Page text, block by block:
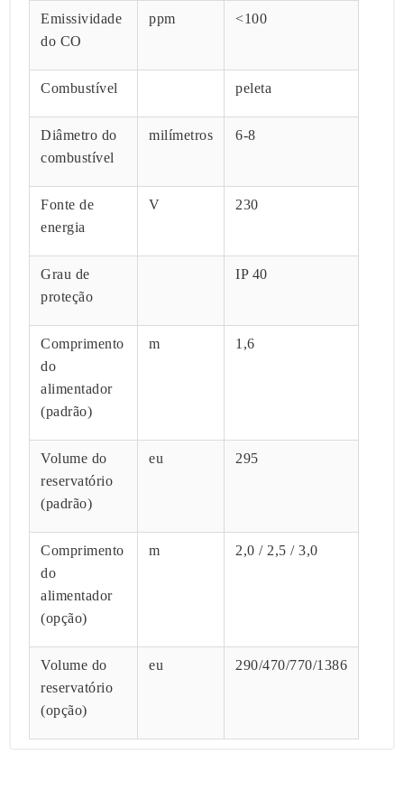
Emissividade
do CO
ppm <100
Combustível peleta
Diâmetro do
combustível
milímetros 6-8
Fonte de
energia
V 230
Grau de
proteção
IP 40
Comprimento
do
alimentador
(padrão)
m 1,6
Volume do
reservatório
(padrão)
eu 295
Comprimento
do
alimentador
(opção)
m 2,0 / 2,5 / 3,0
Volume do
reservatório
(opção)
eu 290/470/770/1386